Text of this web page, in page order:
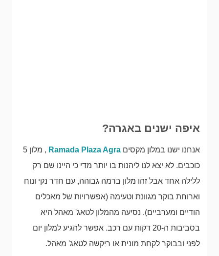
איפה ישנים באגרה?
אנחנו ישנו במלון מקסים
, מלון 5
כוכבים. לא יצא לנו ליהנות בו יותר מדי כי היינו שם רק
ללילה אחד אבל זהו מלון ברמה גבוהה, עם חדר נקי ונוח
וארוחת בוקר מגוונת וטעימה (אפשרויות של מאכלים
הודיים ומערביים). נסיעה מהמלון לטאג' מאהל היא
בסביבות ה-20 דקות עם רכב. אפשר להגיע למלון יום
לפני ובבוקר לקחת מונית או ריקשה לטאג' מאהל.